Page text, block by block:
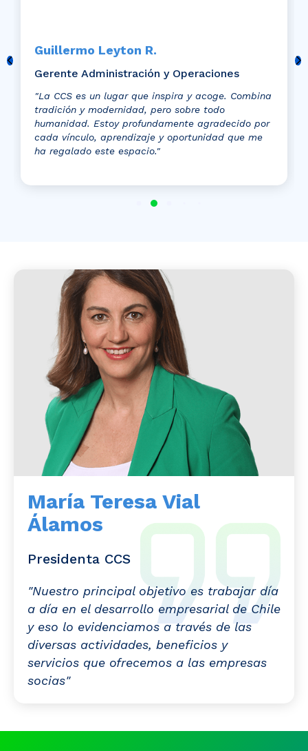
Guillermo Leyton R.
Gerente Administración y Operaciones
"La CCS es un lugar que inspira y acoge. Combina
tradición y modernidad, pero sobre todo
humanidad. Estoy profundamente agradecido por
cada vínculo, aprendizaje y oportunidad que me
ha regalado este espacio."
María Teresa Vial
Álamos
Presidenta CCS
"Nuestro principal objetivo es trabajar día
a día en el desarrollo empresarial de Chile
y eso lo evidenciamos a través de las
diversas actividades, beneficios y
servicios que ofrecemos a las empresas
socias"